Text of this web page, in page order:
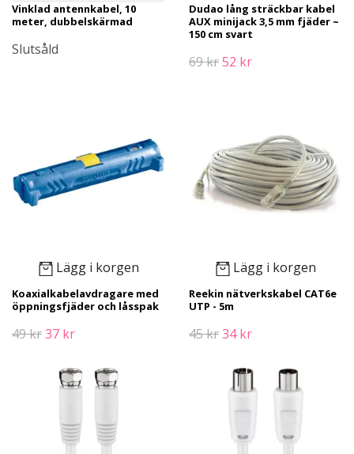
Vinklad antennkabel, 10
meter, dubbelskärmad
Slutsåld
Dudao lång sträckbar kabel
AUX minijack 3,5 mm fjäder ~
150 cm svart
69 kr52 kr
Lägg i korgen
Koaxialkabelavdragare med
öppningsfjäder och låsspak
49 kr37 kr
Lägg i korgen
Reekin nätverkskabel CAT6e
UTP - 5m
45 kr34 kr